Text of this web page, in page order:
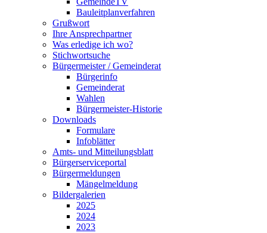
Bauleitplanverfahren
Grußwort
Ihre Ansprechpartner
Was erledige ich wo?
Stichwortsuche
Bürgermeister / Gemeinderat
Bürgerinfo
Gemeinderat
Wahlen
Bürgermeister-Historie
Downloads
Formulare
Infoblätter
Amts- und Mitteilungsblatt
Bürgerserviceportal
Bürgermeldungen
Mängelmeldung
Bildergalerien
2025
2024
2023